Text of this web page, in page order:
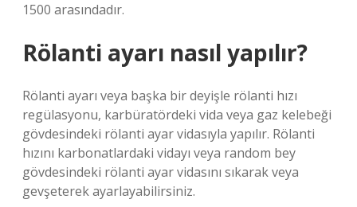
1500 arasındadır.
Rölanti ayarı nasıl yapılır?
Rölanti ayarı veya başka bir deyişle rölanti hızı
regülasyonu, karbüratördeki vida veya gaz kelebeği
gövdesindeki rölanti ayar vidasıyla yapılır. Rölanti
hızını karbonatlardaki vidayı veya random bey
gövdesindeki rölanti ayar vidasını sıkarak veya
gevşeterek ayarlayabilirsiniz.